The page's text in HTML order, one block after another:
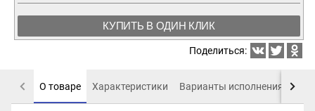
КУПИТЬ В ОДИН КЛИК
Поделиться:
О товаре Характеристики Варианты исполнения